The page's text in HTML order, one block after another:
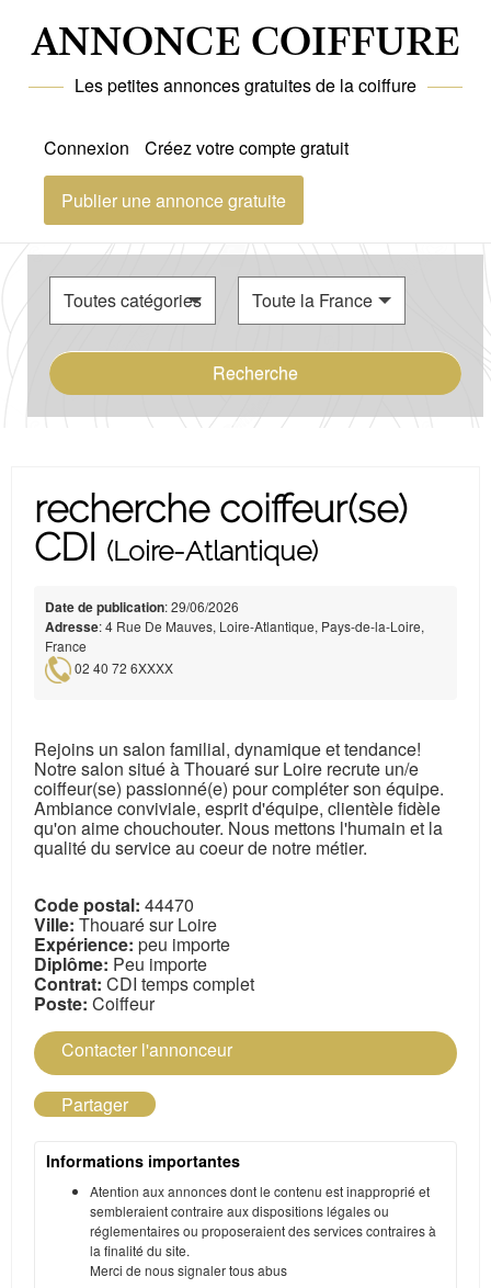
ANNONCE COIFFURE
Les petites annonces gratuites de la coiffure
Connexion Créez votre compte gratuit
Publier une annonce gratuite
Recherche
recherche coiffeur(se)
CDI (Loire-Atlantique)
Date de publication: 29/06/2026
Adresse: 4 Rue De Mauves, Loire-Atlantique, Pays-de-la-Loire,
France
02 40 72 6XXXX
Rejoins un salon familial, dynamique et tendance!
Notre salon situé à Thouaré sur Loire recrute un/e
coiffeur(se) passionné(e) pour compléter son équipe.
Ambiance conviviale, esprit d'équipe, clientèle fidèle
qu'on aime chouchouter. Nous mettons l'humain et la
qualité du service au coeur de notre métier.
Code postal: 44470
Ville: Thouaré sur Loire
Expérience: peu importe
Diplôme: Peu importe
Contrat: CDI temps complet
Poste: Coiffeur
Contacter l'annonceur
Partager
Informations importantes
Atention aux annonces dont le contenu est inapproprié et
sembleraient contraire aux dispositions légales ou
réglementaires ou proposeraient des services contraires à
la finalité du site.
Merci de nous signaler tous abus